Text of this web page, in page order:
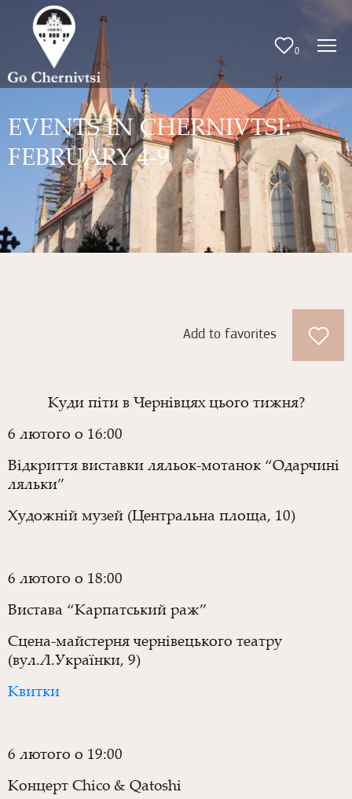
0
EVENTS IN CHERNIVTSI:
FEBRUARY 4-9
Add to favorites
Куди піти в Чернівцях цього тижня?
6 лютого о 16:00
Відкриття виставки ляльок-мотанок “Одарчині
ляльки”
Художній музей (Центральна площа, 10)
6 лютого о 18:00
Вистава “Карпатський раж”
Сцена-майстерня чернівецького театру
(вул.Л.Українки, 9)
Квитки
6 лютого о 19:00
Концерт Chico & Qatoshi